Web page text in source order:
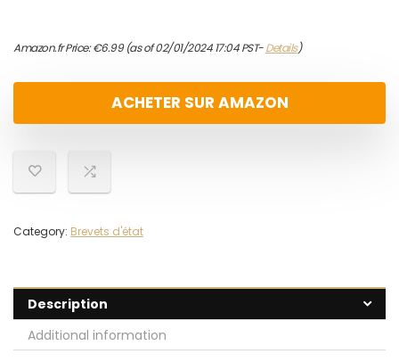
Amazon.fr Price:€6.99(as of 02/01/2024 17:04 PST-Details)
ACHETER SUR AMAZON
Category: Brevets d'état
Description
Additional information